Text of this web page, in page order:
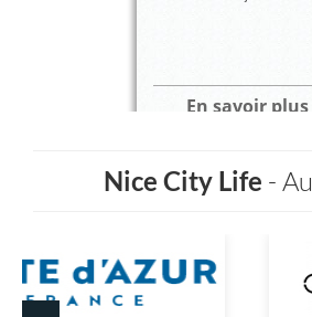
En savoir plus
Nice City Life -